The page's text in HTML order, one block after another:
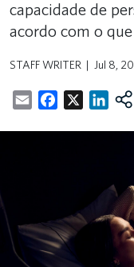
capacidade de
acordo com o
STAFF WRITER Jul 8,
EmailFacebook